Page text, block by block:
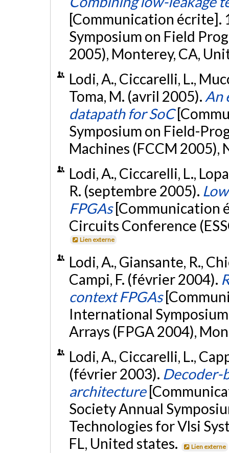
[Communication écrite].
Symposium on Field
2005), Monterey, CA,
Lodi, A., Ciccarelli, L.,
Toma, M. (avril 2005). An
datapath for SoC
Symposium on Field-
Machines (FCCM 2005),
Lodi, A., Ciccarelli, L.,
R. (septembre 2005).
FPGAs [Communication
Circuits Conference
Lien externe
Lodi, A., Giansante, R.,
Campi, F. (février 2004).
context FPGAs
International
Arrays (FPGA 2004),
Lodi, A., Ciccarelli, L.,
(février 2003). Decoder-
architecture
Society Annual
Technologies for Vlsi
FL, United states.
Lien externe